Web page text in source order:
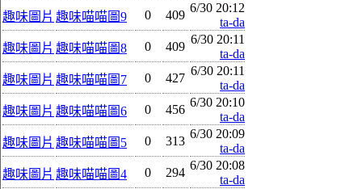
趣味圖片 趣味喵喵圖9 0 409
6/30 20:12
ta-da
趣味圖片 趣味喵喵圖8 0 409
6/30 20:11
ta-da
趣味圖片 趣味喵喵圖7 0 427
6/30 20:11
ta-da
趣味圖片 趣味喵喵圖6 0 456
6/30 20:10
ta-da
趣味圖片 趣味喵喵圖5 0 313
6/30 20:09
ta-da
趣味圖片 趣味喵喵圖4 0 294
6/30 20:08
ta-da